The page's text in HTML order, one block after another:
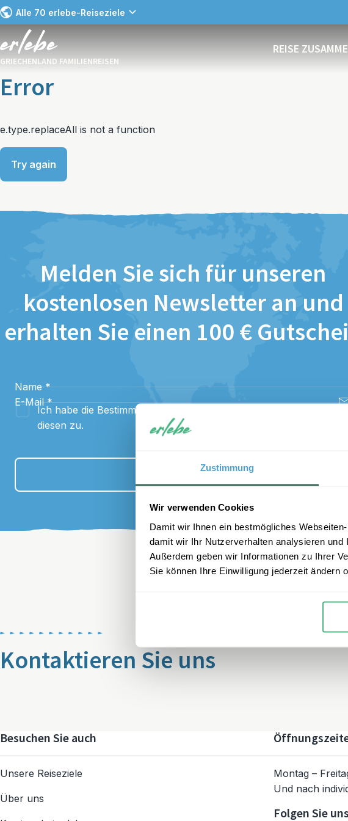
Zustimmung
Wir verwenden Cookies
Damit wir Ihnen ein bestmögliches
damit wir Ihr Nutzerverhalten analysieren und
Außerdem geben wir Informationen zu Ihrer
Sie können Ihre Einwilligung jederzeit ändern
Alle 70 erlebe-Reiseziele
GRIECHENLAND FAMILIENREISEN
REISE
Error
e.type.replaceAll is not a function
Try again
Melden Sie sich für unseren
kostenlosen Newsletter an und
erhalten Sie einen 100 €
Name *
E-Mail *
Ich habe die Bestimmungen zum
diesen zu.
Anmelden
Kontaktieren Sie uns
Besuchen Sie auch
Unsere Reiseziele
Über uns
Montag –
Und nach
Folgen Sie uns